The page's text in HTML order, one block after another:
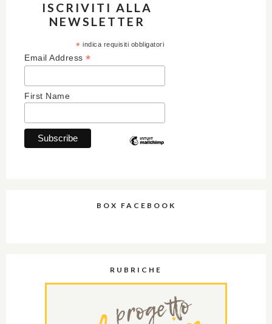
ISCRIVITI ALLA
NEWSLETTER
* indica requisiti obbligatori
Email Address *
First Name
BOX FACEBOOK
RUBRICHE